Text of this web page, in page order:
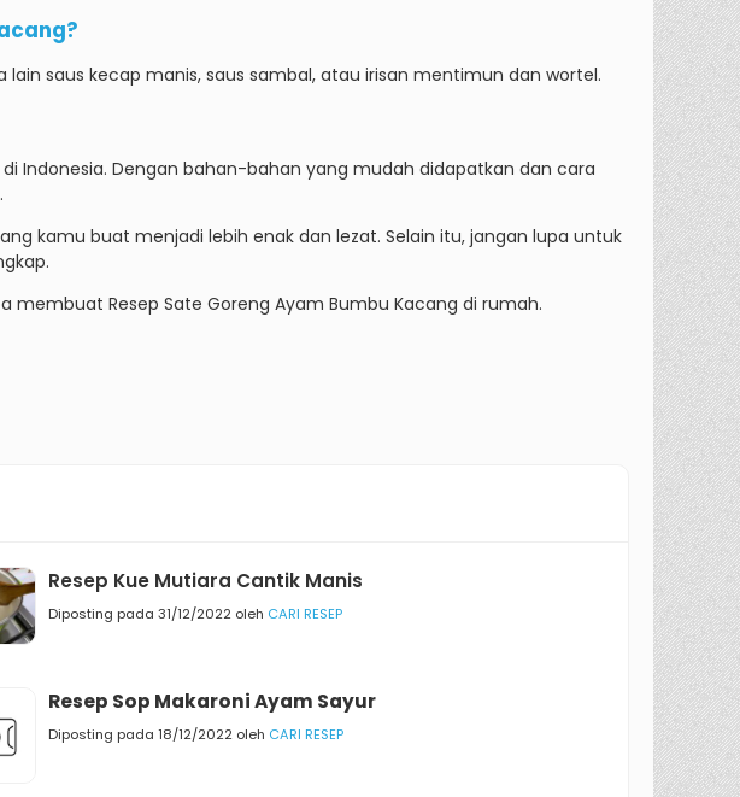
saus kecap manis, saus sambal, atau irisan mentimun dan wortel.
Indonesia. Dengan bahan-bahan yang mudah didapatkan dan cara
kamu buat menjadi lebih enak dan lezat. Selain itu, jangan lupa untuk
Resep Sate Goreng Ayam Bumbu Kacang di rumah.
Resep Kue Mutiara Cantik Manis
Diposting pada 31/12/2022 oleh CARI RESEP
Resep Sop Makaroni Ayam Sayur
Diposting pada 18/12/2022 oleh CARI RESEP